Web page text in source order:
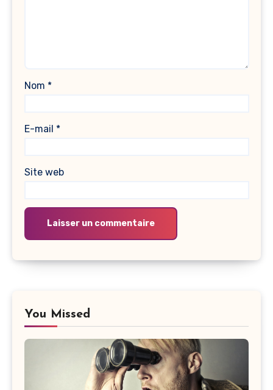
Nom *
E-mail *
Site web
You Missed